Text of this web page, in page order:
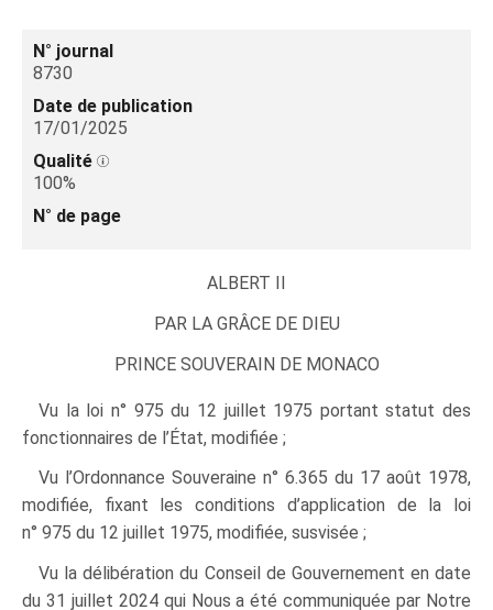
N° journal
8730
Date de publication
17/01/2025
Qualité
100%
N° de page
ALBERT II
PAR LA GRÂCE DE DIEU
PRINCE SOUVERAIN DE MONACO
Vu la loi n° 975 du 12 juillet 1975 portant statut des
fonctionnaires de l’État, modifiée ;
Vu l’Ordonnance Souveraine n° 6.365 du 17 août 1978,
modifiée, fixant les conditions d’application de la loi
n° 975 du 12 juillet 1975, modifiée, susvisée ;
Vu la délibération du Conseil de Gouvernement en date
du 31 juillet 2024 qui Nous a été communiquée par Notre